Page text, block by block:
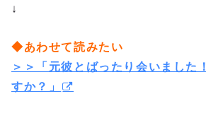
↓
◆あわせて読みたい
＞＞「元彼とばったり会いました
すか？」